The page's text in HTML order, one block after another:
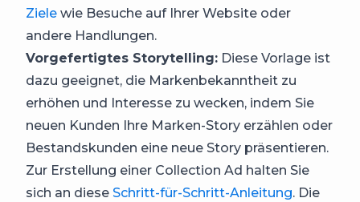
Ziele wie Besuche auf Ihrer Website oder
andere Handlungen.
Vorgefertigtes Storytelling: Diese Vorlage ist
dazu geeignet, die Markenbekanntheit zu
erhöhen und Interesse zu wecken, indem Sie
neuen Kunden Ihre Marken-Story erzählen oder
Bestandskunden eine neue Story präsentieren.
Zur Erstellung einer Collection Ad halten Sie
sich an diese Schritt-für-Schritt-Anleitung. Die